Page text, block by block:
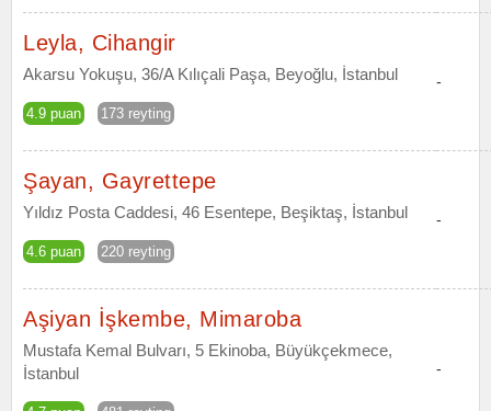
Leyla, Cihangir
Akarsu Yokuşu, 36/A Kılıçali Paşa, Beyoğlu, İstanbul
4.9 puan 173 reyting
-
Şayan, Gayrettepe
Yıldız Posta Caddesi, 46 Esentepe, Beşiktaş, İstanbul
4.6 puan 220 reyting
-
Aşiyan İşkembe, Mimaroba
Mustafa Kemal Bulvarı, 5 Ekinoba, Büyükçekmece,
İstanbul
-